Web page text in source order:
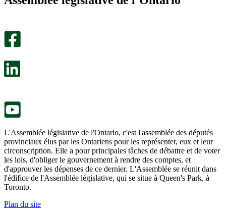
L'Assemblée législative de l'Ontario, c'est l'assemblée des députés
provinciaux élus par les Ontariens pour les représenter, eux et leur
circonscription. Elle a pour principales tâches de débattre et de voter
les lois, d'obliger le gouvernement à rendre des comptes, et
d'approuver les dépenses de ce dernier. L'Assemblée se réunit dans
l'édifice de l'Assemblée législative, qui se situe à Queen's Park, à
Toronto.
Plan du site